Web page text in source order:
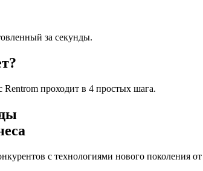
за секунды.
проходит в 4 простых шага.
с технологиями нового поколения